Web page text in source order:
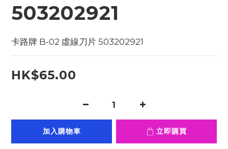
503202921
卡路牌 B-02 虛線刀片 503202921
HK$65.00
加入購物車 立即購買